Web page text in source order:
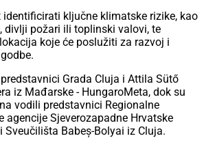
ključne klimatske rizike, kao
divlji požari ili toplinski valovi, te
koje će poslužiti za razvoj i
Grada Cluja i Attila Sütő
iz Mađarske - HungaroMeta, dok su
vodili predstavnici Regionalne
agencije Sjeverozapadne Hrvatske
Sveučilišta Babeș-Bolyai iz Cluja.